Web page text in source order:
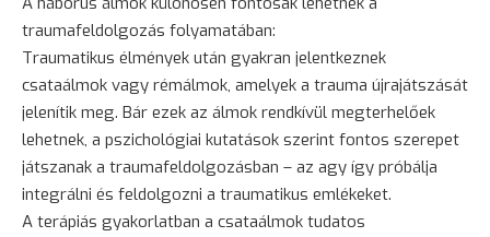
traumafeldolgozás folyamatában:
Traumatikus élmények után gyakran jelentkeznek
csataálmok vagy rémálmok, amelyek a trauma újrajátszását
jelenítik meg. Bár ezek az álmok rendkívül megterhelőek
lehetnek, a pszichológiai kutatások szerint fontos szerepet
játszanak a traumafeldolgozásban – az agy így próbálja
integrálni és feldolgozni a traumatikus emlékeket.
A terápiás gyakorlatban a csataálmok tudatos